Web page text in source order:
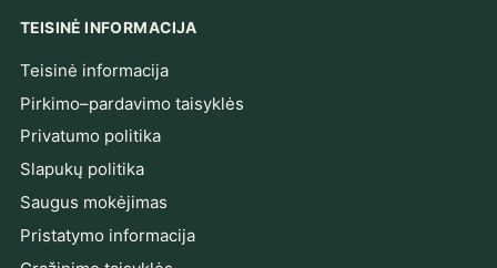
TEISINĖ INFORMACIJA
Teisinė informacija
Pirkimo–pardavimo taisyklės
Privatumo politika
Slapukų politika
Saugus mokėjimas
Pristatymo informacija